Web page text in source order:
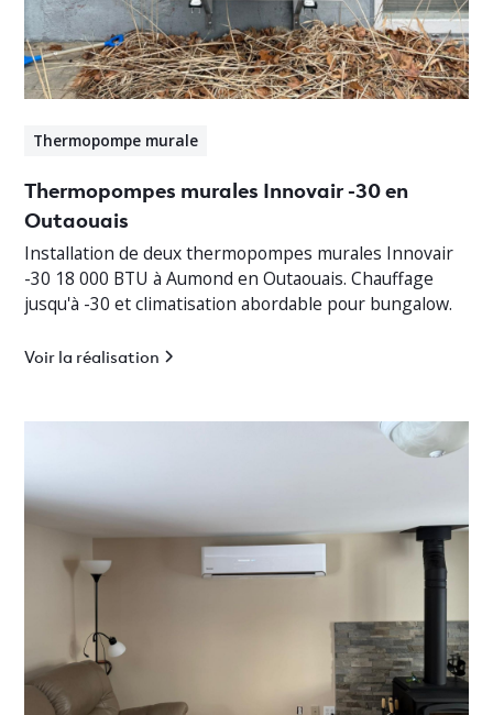
Thermopompe murale
Thermopompes murales Innovair -30 en
Outaouais
Installation de deux thermopompes murales Innovair
-30 18 000 BTU à Aumond en Outaouais. Chauffage
jusqu'à -30 et climatisation abordable pour bungalow.
Voir la réalisation